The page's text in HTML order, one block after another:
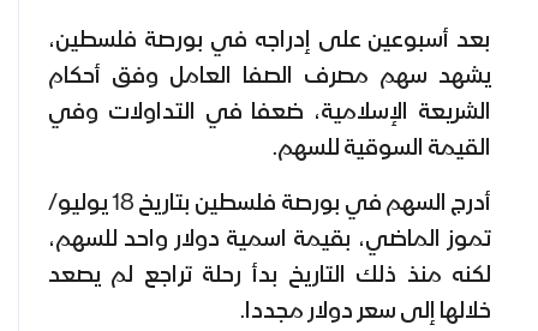
بعد أسبوعين على إدراجه في بورصة فلسطين،
يشهد سهم مصرف الصفا العامل وفق أحكام
الشريعة الإسلامية، ضعفا في التداولات وفي
القيمة السوقية للسهم.
أدرج السهم في بورصة فلسطين بتاريخ 18 يوليو/
تموز الماضي، بقيمة اسمية دولار واحد للسهم،
لكنه منذ ذلك التاريخ بدأ رحلة تراجع لم يصعد
خلالها إلى سعر دولار مجددا.